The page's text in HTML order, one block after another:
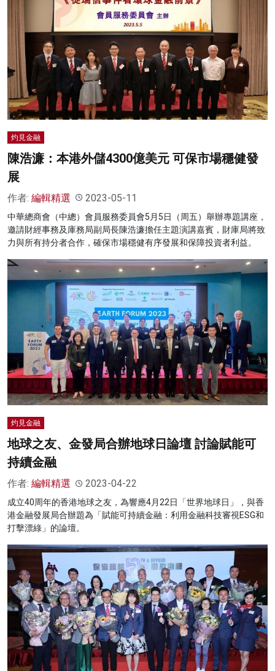
灼見金融
陳浩濂：本港外儲4300億美元 可保市場穩健發
展
作者: 編輯精選 2023-05-11
中華總商會（中總）會員服務委員會5月5日（周五）舉辦專題講座，
邀請財經事務及庫務局副局長陳浩濂擔任主題演講嘉賓，財庫局將致
力與所有持分者合作，確保市場穩健有序發展和保障投資者利益。
灼見金融
地球之友、金發局合辦地球日論壇 討論賦能可
持續金融
作者: 編輯精選 2023-04-22
成立40周年的香港地球之友，為響應4月22日「世界地球日」，與香
港金融發展局合辦題為「賦能可持續金融：利用金融科技審視ESG和
打擊漂綠」的論壇。